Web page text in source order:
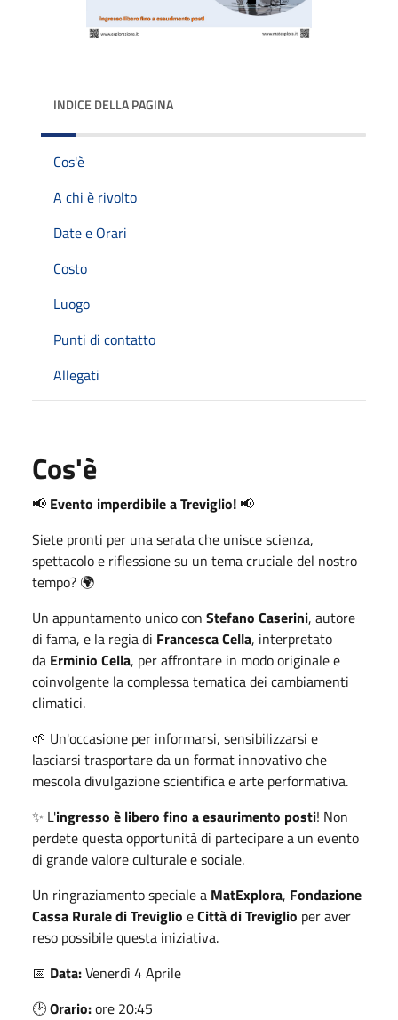
INDICE DELLA PAGINA
Cos'è
A chi è rivolto
Date e Orari
Costo
Luogo
Punti di contatto
Allegati
Cos'è
📢 Evento imperdibile a Treviglio! 📢
Siete pronti per una serata che unisce scienza,
spettacolo e riflessione su un tema cruciale del nostro
tempo? 🌍
Un appuntamento unico con Stefano Caserini, autore
di fama, e la regia di Francesca Cella, interpretato
da Erminio Cella, per affrontare in modo originale e
coinvolgente la complessa tematica dei cambiamenti
climatici.
🌱 Un'occasione per informarsi, sensibilizzarsi e
lasciarsi trasportare da un format innovativo che
mescola divulgazione scientifica e arte performativa.
✨ L'ingresso è libero fino a esaurimento posti! Non
perdete questa opportunità di partecipare a un evento
di grande valore culturale e sociale.
Un ringraziamento speciale a MatExplora, Fondazione
Cassa Rurale di Treviglio eCittà di Treviglio per aver
reso possibile questa iniziativa.
📅 Data:Venerdì 4 Aprile
🕑Orario:ore 20:45